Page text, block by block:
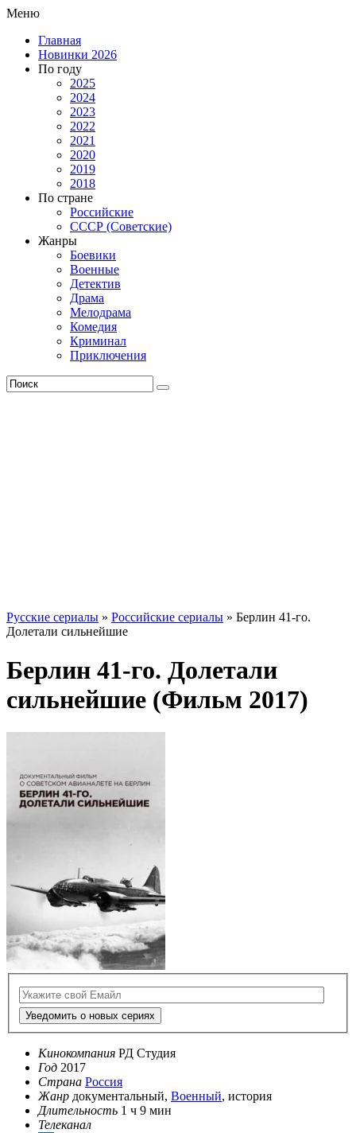
Меню
Главная
Новинки 2026
По году
2025
2024
2023
2022
2021
2020
2019
2018
По стране
Российские
СССР (Советские)
Жанры
Боевики
Военные
Детектив
Драма
Мелодрама
Комедия
Криминал
Приключения
Русские сериалы » Российские сериалы » Берлин 41-го.
Долетали сильнейшие
Берлин 41-го. Долетали
сильнейшие (Фильм 2017)
Уведомить о новых сериях
Кинокомпания РД Студия
Год 2017
Страна Россия
Жанр документальный, Военный, история
Длительность 1 ч 9 мин
Телеканал